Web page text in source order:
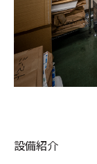
設備紹介